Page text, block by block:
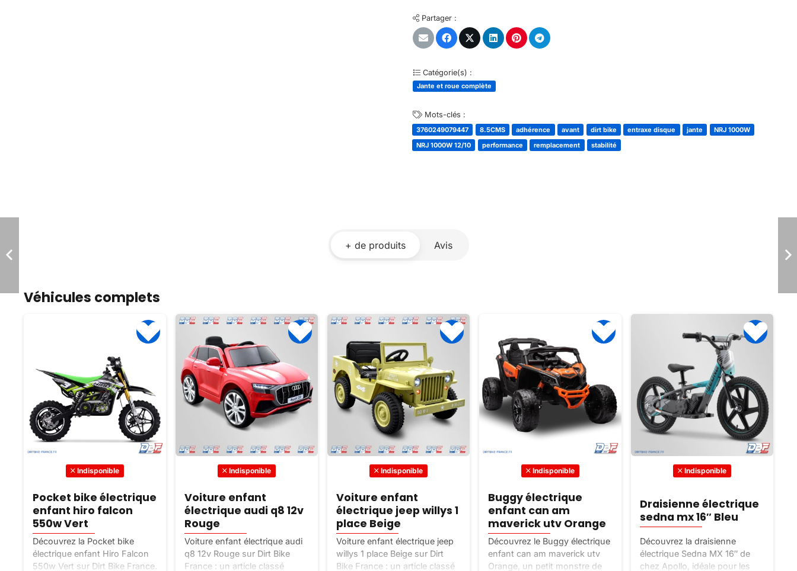
Partager :
Catégorie(s) :
Jante et roue complète
Mots-clés :
3760249079447 8.5CMS adhérence avant dirt bike entraxe disque jante
NRJ 1000W
NRJ 1000W 12/10
performance remplacement stabilité
+ de produits Avis
Véhicules complets
Indisponible
Pocket bike électrique
enfant hiro falcon
550w Vert
Découvrez la Pocket bike
électrique enfant Hiro Falcon
550w Vert sur Dirt Bike France.
Indisponible
Voiture enfant
électrique audi q8 12v
Rouge
Voiture enfant électrique audi
q8 12v Rouge sur Dirt Bike
France : un article classé
Indisponible
Voiture enfant
électrique jeep willys 1
place Beige
Voiture enfant électrique jeep
willys 1 place Beige sur Dirt
Bike France : un article classé
Indisponible
Buggy électrique
enfant can am
maverick utv Orange
Découvrez le Buggy électrique
enfant can am maverick utv
Orange, un petit monstre de
Indisponible
Draisienne électrique
sedna mx 16″ Bleu
Découvrez la draisienne
électrique Sedna MX 16″ de
chez Apollo, idéale pour les